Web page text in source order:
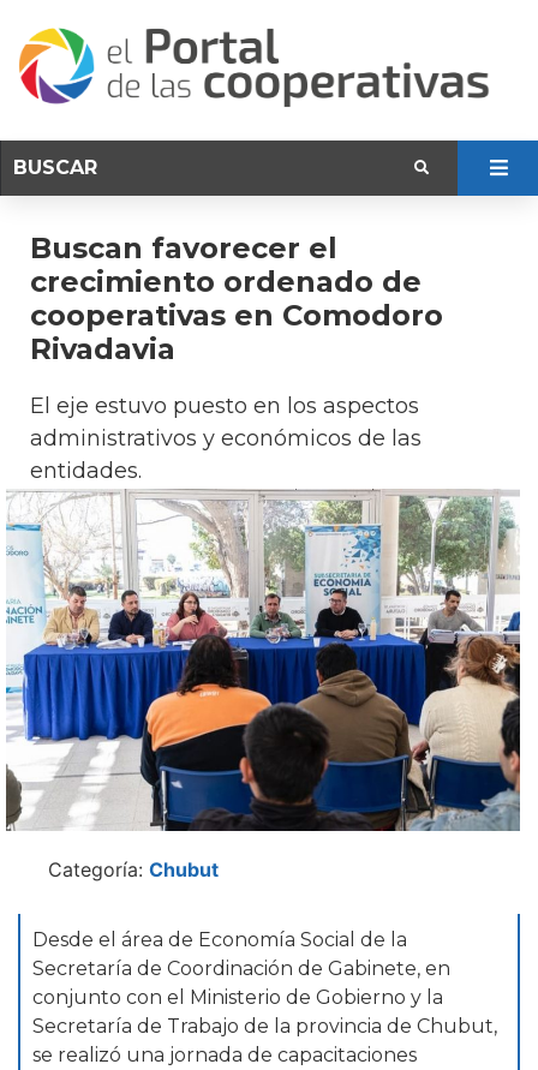
Buscan favorecer el
crecimiento ordenado de
cooperativas en Comodoro
Rivadavia
El eje estuvo puesto en los aspectos
administrativos y económicos de las
entidades.
Categoría: Chubut
Desde el área de Economía Social de la
Secretaría de Coordinación de Gabinete, en
conjunto con el Ministerio de Gobierno y la
Secretaría de Trabajo de la provincia de Chubut,
se realizó una jornada de capacitaciones